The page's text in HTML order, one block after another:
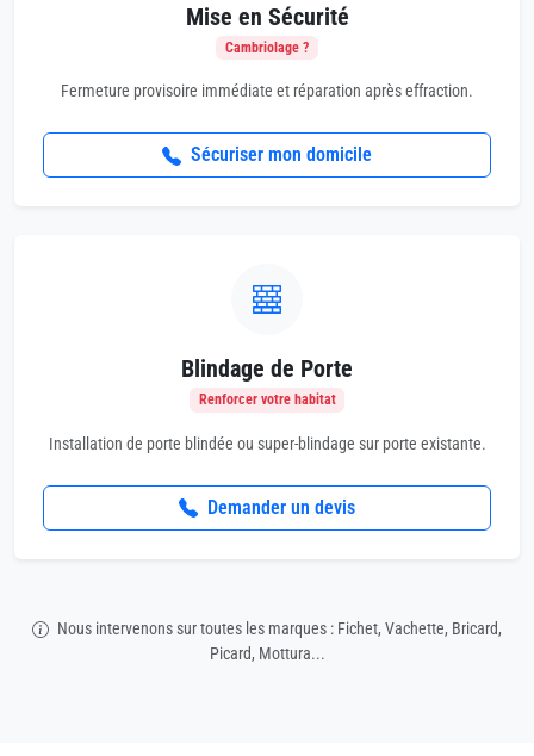
Mise en Sécurité
Cambriolage ?
Fermeture provisoire immédiate et réparation après effraction.
Sécuriser mon domicile
Blindage de Porte
Renforcer votre habitat
Installation de porte blindée ou super-blindage sur porte existante.
Demander un devis
Nous intervenons sur toutes les marques : Fichet, Vachette, Bricard,
Picard, Mottura...